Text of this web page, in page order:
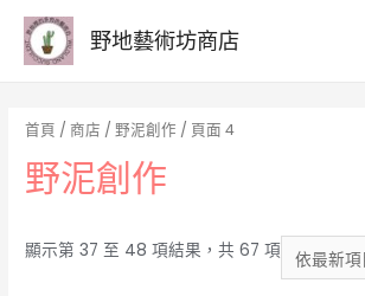
野地藝術坊商店
首頁 /商店 / 野泥創作 / 頁面 4
野泥創作
顯示第 37 至 48 項結果，共 67 項
最